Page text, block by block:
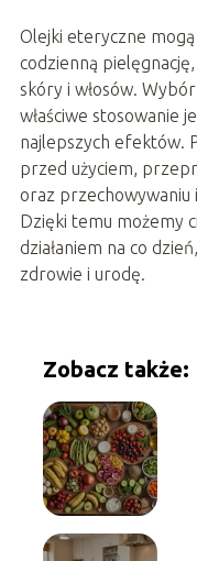
Olejki eteryczne
codzienną
skóry i włosów.
właściwe stosowanie
najlepszych efektów.
przed użyciem,
oraz przechowywaniu
Dzięki temu możemy
działaniem na co
zdrowie i urodę.
Zobacz także: